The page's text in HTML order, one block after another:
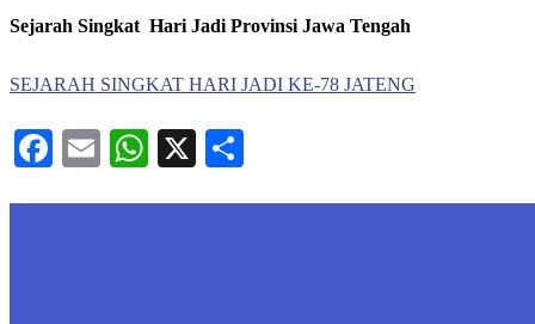
Sejarah Singkat Hari Jadi Provinsi Jawa Tengah
SEJARAH SINGKAT HARI JADI KE-78 JATENG
Facebook
EmailWhatsApp
X